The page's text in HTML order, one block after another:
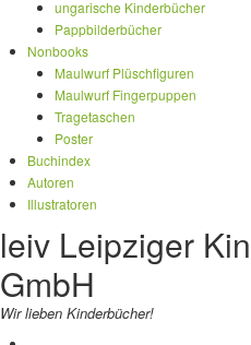
ungarische Kinderbücher
Pappbilderbücher
Nonbooks
Maulwurf Plüschfiguren
Maulwurf Fingerpuppen
Tragetaschen
Poster
Buchindex
Autoren
Illustratoren
leiv Leipziger
GmbH
Wir lieben Kinderbücher!